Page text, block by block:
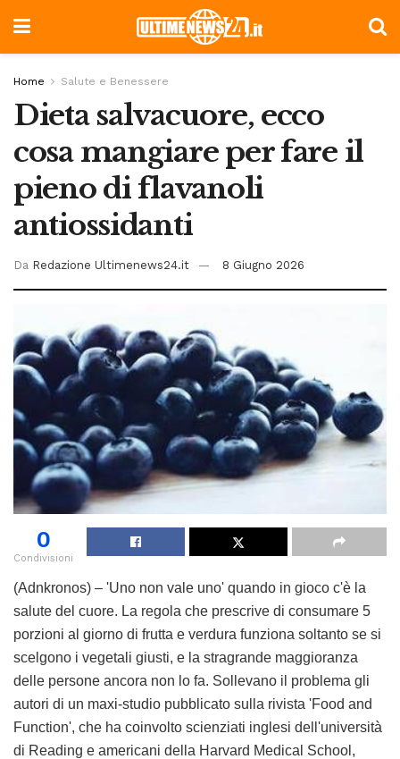
Home Salute e Benessere
Dieta salvacuore, ecco
cosa mangiare per fare il
pieno di flavanoli
antiossidanti
Da Redazione Ultimenews24.it 8 Giugno 2026
0
Condivisioni
(Adnkronos) – 'Uno non vale uno' quando in gioco c'è la
salute del cuore. La regola che prescrive di consumare 5
porzioni al giorno di frutta e verdura funziona soltanto se si
scelgono i vegetali giusti, e la stragrande maggioranza
delle persone ancora non lo fa. Sollevano il problema gli
autori di un maxi-studio pubblicato sulla rivista 'Food and
Function', che ha coinvolto scienziati inglesi dell'università
di Reading e americani della Harvard Medical School,